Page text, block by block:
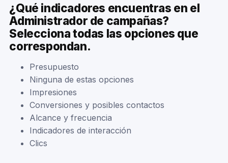
¿Qué indicadores encuentras en el
Administrador de campañas?
Selecciona todas las opciones que
correspondan.
Presupuesto
Ninguna de estas opciones
Impresiones
Conversiones y posibles contactos
Alcance y frecuencia
Indicadores de interacción
Clics